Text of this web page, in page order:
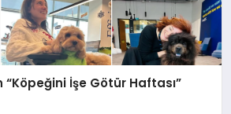
“Köpeğini İşe Götür Haftası”